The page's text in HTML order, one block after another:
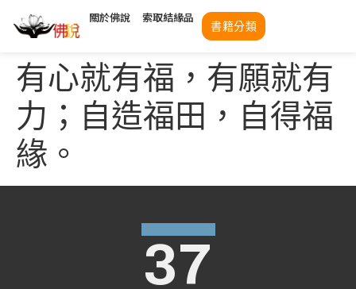
關於佛說 索取結緣品
書籍分類
有心就有福，有願就有
力；自造福田，自得福
緣。
37